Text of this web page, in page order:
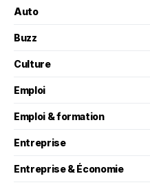
Auto
Buzz
Culture
Emploi
Emploi & formation
Entreprise
Entreprise & Économie